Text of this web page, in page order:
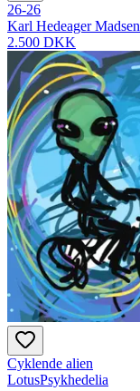
26-26
Karl Hedeager Madsen
2.500 DKK
Cyklende alien
LotusPsykhedelia